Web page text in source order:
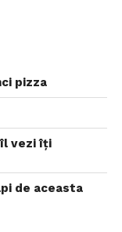
pizza
îl vezi îți
de aceasta